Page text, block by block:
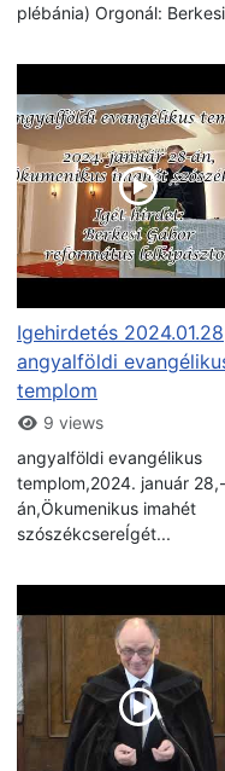
plébánia) Orgonál:
Igehirdetés 2024.01.28
angyalföldi
templom
9 views
angyalföldi evangélikus
templom,2024. január 28,-
án,Ökumenikus imahét
szószékcsereÍgét...